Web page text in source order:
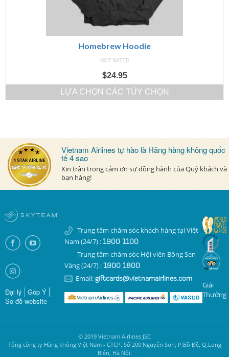
Homebrew Hoodie
NOT RATED
$24.95
LỰA CHỌN CÁC TÙY CHỌN
Vietnam Airlines tự hào là Hãng hàng không quốc
tế 4 sao
Xin trân trọng cảm ơn sự đồng hành của Quý khách và
bạn hàng!
Đại lý
Góp Ý
Sơ đồ website
Trung tâm chăm sóc khách hàng tại Việt
Nam (24/7) : 1900 1100
Trung tâm chăm sóc Hội viên Bông Sen
Vàng (24/7) : 1900 1800
Email: giftcards@vietnamairlines.com
Giải
Thưởng
© 2019 Vietnam Airlines JSC
Tổng công ty Hàng không Việt Nam - CTCP. Số 200 Nguyễn Sơn, P.Bồ Đề, Q.Long
Biên, Hà Nội.